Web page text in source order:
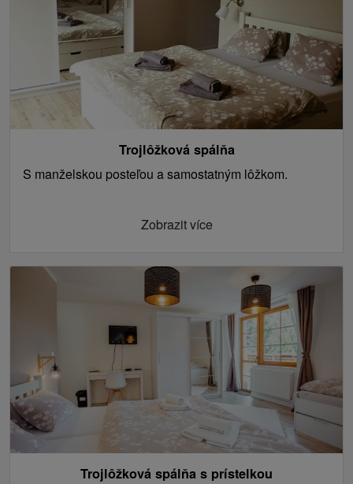
Trojlôžková spálňa
S manželskou posteľou a samostatným lôžkom.
Zobrazit více
Trojlôžková spálňa s prístelkou